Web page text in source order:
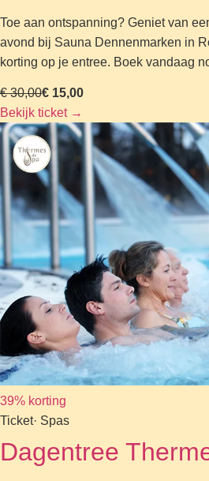
Toe aan ontspanning? Geniet van
avond bij Sauna Dennenmarken in
korting op je entree. Boek vandaag
€ 30,00€ 15,00
Bekijk ticket →
39% korting
Ticket· Spas
Dagentree